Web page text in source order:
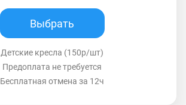
Выбрать
Детские кресла (150р/шт)
Предоплата не требуется
Бесплатная отмена за 12ч